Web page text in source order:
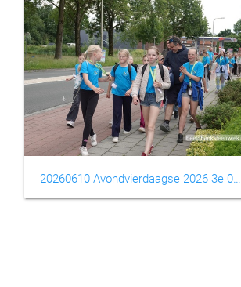
20260610 Avondvierdaagse 2026 3e 0013